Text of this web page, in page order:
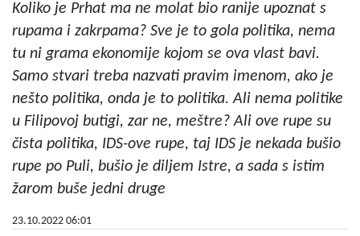
Koliko je Prhat ma ne molat bio ranije upoznat s
rupama i zakrpama? Sve je to gola politika, nema
tu ni grama ekonomije kojom se ova vlast bavi.
Samo stvari treba nazvati pravim imenom, ako je
nešto politika, onda je to politika. Ali nema politike
u Filipovoj butigi, zar ne, meštre? Ali ove rupe su
čista politika, IDS-ove rupe, taj IDS je nekada bušio
rupe po Puli, bušio je diljem Istre, a sada s istim
žarom buše jedni druge
23.10.2022 06:01